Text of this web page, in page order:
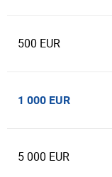
500 EUR
1 000 EUR
5 000 EUR